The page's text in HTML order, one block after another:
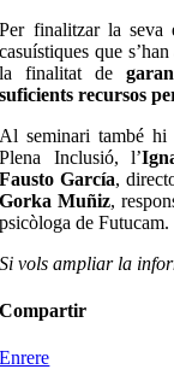
Per finalitzar la seva
casuístiques que
la finalitat de
suficients recursos
Al seminari també hi
Plena Inclusió, l’
Fausto García,
Gorka Muñiz,
psicòloga de Futucam.
Si vols ampliar la
Compartir
Enrere